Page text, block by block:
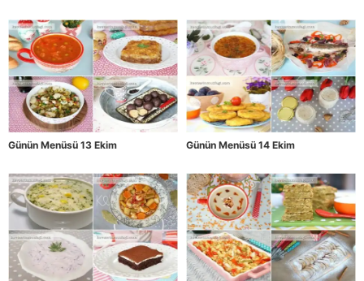
Günün Menüsü 13 Ekim Günün Menüsü 14 Ekim